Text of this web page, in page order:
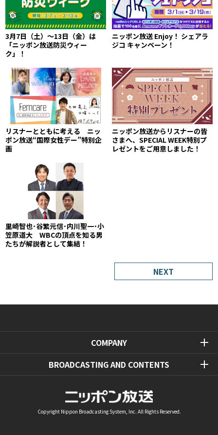
3月7日（土）～13日（金）は
「ニッポン放送防災ウィー
ク」！
ニッポン放送 Enjoy！ シェアラ
ジコ キャンペーン！
リスナーとともに考える ニッ
ポン放送“国際女性デー”特別企
画
ニッポン放送からリスナーの皆
さまへ、SPECIAL WEEK特別プ
レゼントをご用意しました！
里崎智也･谷繁元信･内川聖一･小
笠原道大 WBCの頂点を知る男
たちが解説者として集結！
NEXT
COMPANY
BROADCASTING AND CONTENTS
Copyright Nippon Broadcasting System, Inc. All Rights Reserved.